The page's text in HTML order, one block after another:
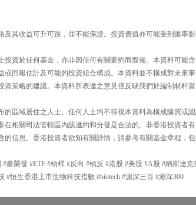
其收益可升可跌，並不能保證。投資價值亦可能受到匯率
資於任何基金，亦非因任何有關要約而擬備。本資料可能
回報估計及可能的投資組合構成。本資料並不構成對未來
策略的建議。本資料所表達之意見僅反映我們於編制材料
區域居住之人士。任何人士均不得視本資料為構成購買或
相關司法管轄區內該邀約和分發是合法的。非香港投資者
信息。香港投資者欲知有關詳情，請參考有關基金章程，包
麥榮發 #ETF #槓桿 #反向 #槓反 #港股 #美股 #A股 #納斯達
恒生香港上市生物科技指數 #biotech #滬深三百 #滬深300